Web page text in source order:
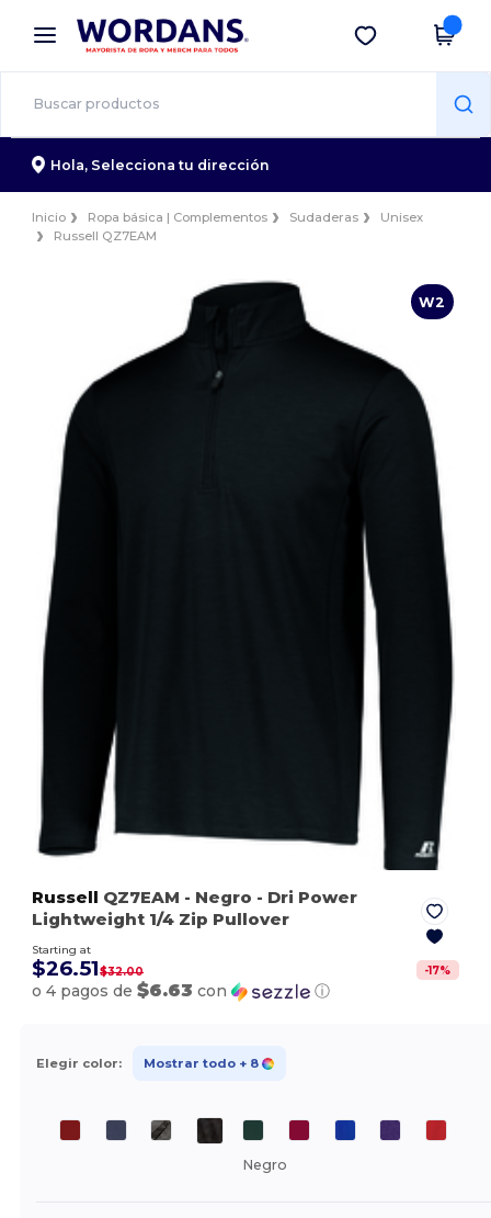
× App de Wordans
¡Mejores precios en app!
Descargar app
Hola, Selecciona tu dirección
Inicio Ropa básica | Complementos Sudaderas
Unisex
Russell QZ7EAM
W2
Russell QZ7EAM - Negro - Dri Power
Lightweight 1/4 Zip Pullover
Starting at
$26.51$32.00 -17%
o 4 pagos de$6.63 con ⓘ
Elegir color: Mostrar todo + 8
Negro